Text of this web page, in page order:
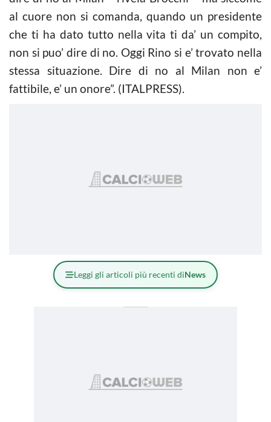
al cuore non si comanda, quando un presidente
che ti ha dato tutto nella vita ti da’ un compito,
non si puo’ dire di no. Oggi Rino si e’ trovato nella
stessa situazione. Dire di no al Milan non e’
fattibile, e’ un onore”. (ITALPRESS).
Leggi gli articoli più recenti diNews